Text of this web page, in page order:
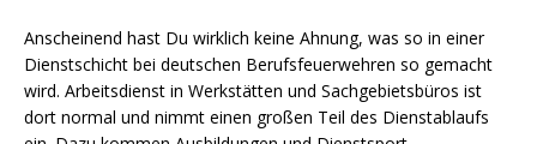
Anscheinend hast Du wirklich keine Ahnung, was so in einer
Dienstschicht bei deutschen Berufsfeuerwehren so gemacht
wird. Arbeitsdienst in Werkstätten und Sachgebietsbüros ist
dort normal und nimmt einen großen Teil des Dienstablaufs